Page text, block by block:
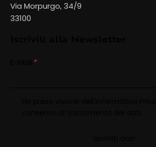
Via Morpurgo, 34/9
33100